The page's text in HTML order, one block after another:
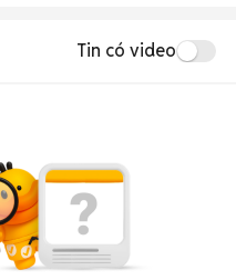
Tin có video